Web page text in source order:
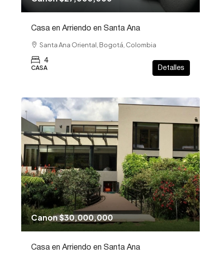
Casa en Arriendo en Santa Ana
Santa Ana Oriental, Bogotá, Colombia
4
CASA Detalles
Canon$30,000,000
Casa en Arriendo en Santa Ana